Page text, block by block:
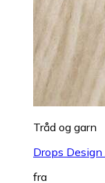
Tråd og garn
Drops
fra